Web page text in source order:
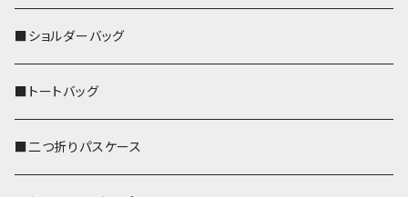
■ショルダーバッグ
■トートバッグ
■二つ折りパスケース